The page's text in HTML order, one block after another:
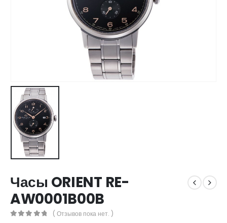
Часы ORIENT RE-
AW0001B00B
( Отзывов пока нет. )